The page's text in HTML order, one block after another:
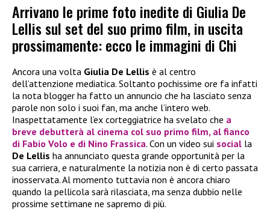
Arrivano le prime foto inedite di Giulia De
Lellis sul set del suo primo film, in uscita
prossimamente: ecco le immagini di Chi
Ancora una volta Giulia De Lellis è al centro
dell’attenzione mediatica. Soltanto pochissime ore fa infatti
la nota blogger ha fatto un annuncio che ha lasciato senza
parole non solo i suoi fan, ma anche l’intero web.
Inaspettatamente l’ex corteggiatrice ha svelato che a
breve debutterà al cinema col suo primo film, al fianco
di Fabio Volo e di Nino Frassica. Con un video sui social la
De Lellis ha annunciato questa grande opportunità per la
sua carriera, e naturalmente la notizia non è di certo passata
inosservata. Al momento tuttavia non è ancora chiaro
quando la pellicola sarà rilasciata, ma senza dubbio nelle
prossime settimane ne sapremo di più.